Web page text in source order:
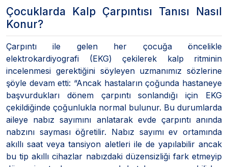
Çocuklarda Kalp Çarpıntısı Tanısı Nasıl
Konur?
Çarpıntı ile gelen her çocuğa öncelikle
elektrokardiyografi (EKG) çekilerek kalp ritminin
incelenmesi gerektiğini söyleyen uzmanımız sözlerine
şöyle devam etti: “Ancak hastaların çoğunda hastaneye
başvurdukları dönem çarpıntı sonlandığı için EKG
çekildiğinde çoğunlukla normal bulunur. Bu durumlarda
aileye nabız sayımını anlatarak evde çarpıntı anında
nabzını sayması öğretilir. Nabız sayımı ev ortamında
akıllı saat veya tansiyon aletleri ile de yapılabilir ancak
bu tip akıllı cihazlar nabızdaki düzensizliği fark etmeyip